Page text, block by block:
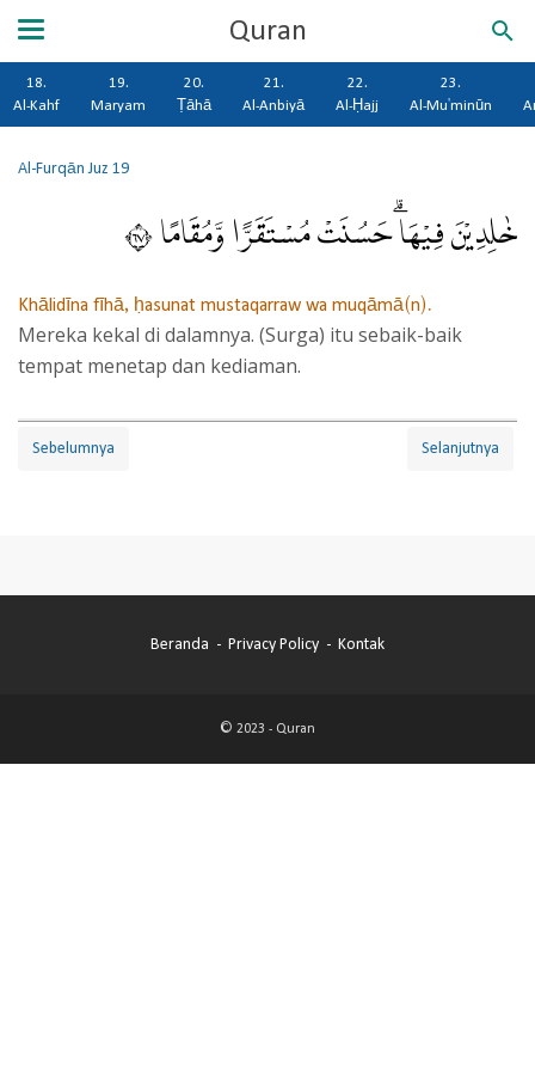
Quran
18.
Al-Kahf
19.
Maryam
20.
Ṭāhā
21.
Al-Anbiyā
22.
Al-Ḥajj
23.
Al-Mu'minūn
Al-FurqānJuz 19
خٰلِدِيْنَ فِيْهَاۗ حَسُنَتْ مُسْتَقَرًّا وَّمُقَامًا ٧٦
Khālidīna fīhā, ḥasunat mustaqarraw wa muqāmā(n).
Mereka kekal di dalamnya. (Surga) itu sebaik-baik
tempat menetap dan kediaman.
Sebelumnya Selanjutnya
Beranda Privacy Policy Kontak
© 2023 - Quran